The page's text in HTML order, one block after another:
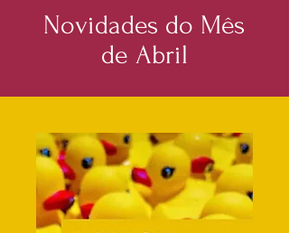
Novidades do Mês
de Abril